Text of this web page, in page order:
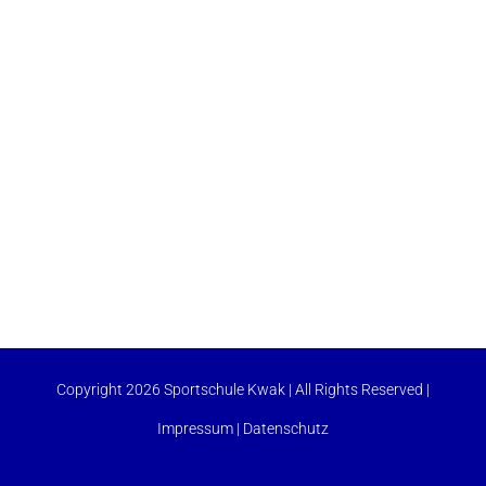
Copyright 2026 Sportschule Kwak | All Rights Reserved |
Impressum | Datenschutz